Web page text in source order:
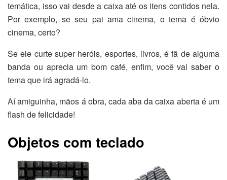
temática, isso vai desde a caixa até os itens contidos nela.
Por exemplo, se seu pai ama cinema, o tema é óbvio
cinema, certo?
Se ele curte super heróis, esportes, livros, é fã de alguma
banda ou aprecia um bom café, enfim, você vai saber o
tema que irá agradá-lo.
Aí amiguinha, mãos á obra, cada aba da caixa aberta é um
flash de felicidade!
Objetos com teclado